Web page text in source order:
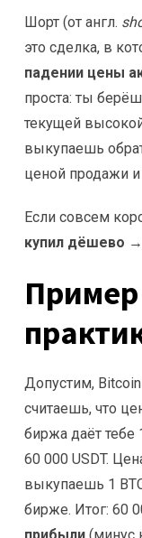
Шорт (от англ.
это сделка, в
падении цены
проста: ты
текущей
выкупаешь
ценой продажи
Если совсем
купил дёшево →
Допустим, Bitcoin
считаешь, что
биржа даёт тебе
60 000 USDT.
выкупаешь 1
бирже. Итог: 60